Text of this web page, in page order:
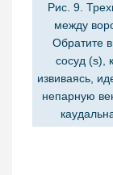
Рис. 9.
между
Обратите
сосуд (s),
извиваясь,
непарную